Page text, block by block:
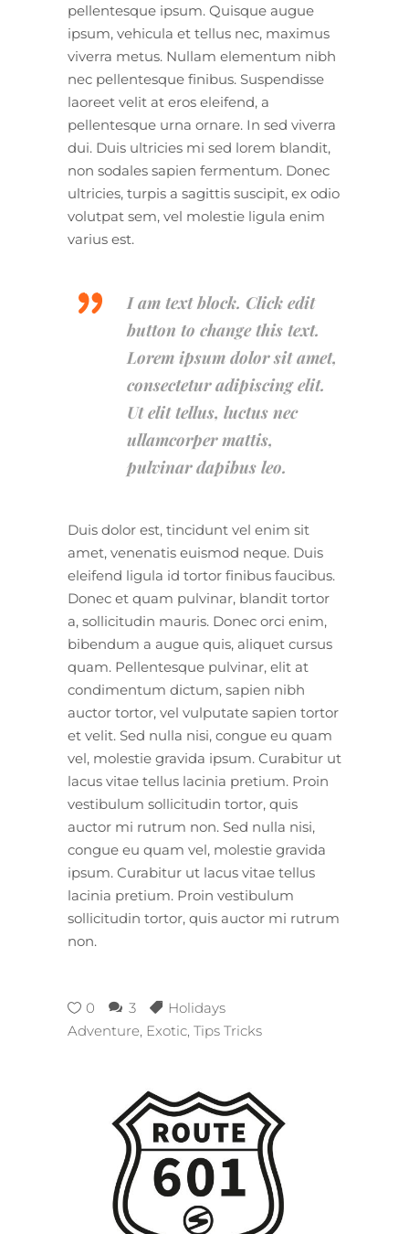
pellentesque ipsum. Quisque augue
ipsum, vehicula et tellus nec, maximus
viverra metus. Nullam elementum nibh
nec pellentesque finibus. Suspendisse
laoreet velit at eros eleifend, a
pellentesque urna ornare. In sed viverra
dui. Duis ultricies mi sed lorem blandit,
non sodales sapien fermentum. Donec
ultricies, turpis a sagittis suscipit, ex odio
volutpat sem, vel molestie ligula enim
varius est.
I am text block. Click edit
button to change this text.
Lorem ipsum dolor sit amet,
consectetur adipiscing elit.
Ut elit tellus, luctus nec
ullamcorper mattis,
pulvinar dapibus leo.
Duis dolor est, tincidunt vel enim sit
amet, venenatis euismod neque. Duis
eleifend ligula id tortor finibus faucibus.
Donec et quam pulvinar, blandit tortor
a, sollicitudin mauris. Donec orci enim,
bibendum a augue quis, aliquet cursus
quam. Pellentesque pulvinar, elit at
condimentum dictum, sapien nibh
auctor tortor, vel vulputate sapien tortor
et velit. Sed nulla nisi, congue eu quam
vel, molestie gravida ipsum. Curabitur ut
lacus vitae tellus lacinia pretium. Proin
vestibulum sollicitudin tortor, quis
auctor mi rutrum non. Sed nulla nisi,
congue eu quam vel, molestie gravida
ipsum. Curabitur ut lacus vitae tellus
lacinia pretium. Proin vestibulum
sollicitudin tortor, quis auctor mi rutrum
non.
0 3
Holidays
Adventure Exotic Tips Tricks